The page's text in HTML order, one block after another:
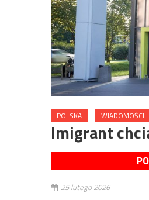
POLSKA WIADOMOŚCI
Imigrant
25 lutego 2026